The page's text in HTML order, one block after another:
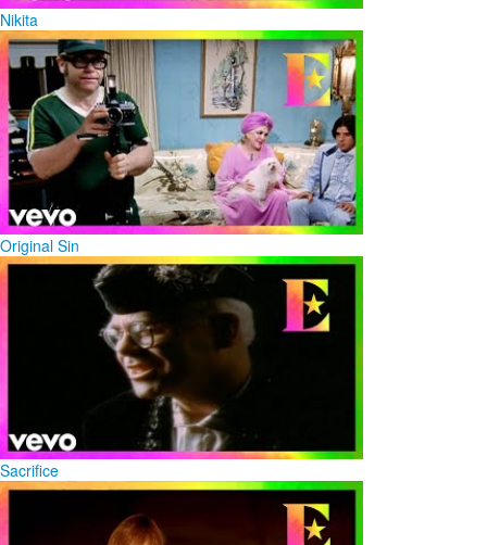
Nikita
Original Sin
Sacrifice